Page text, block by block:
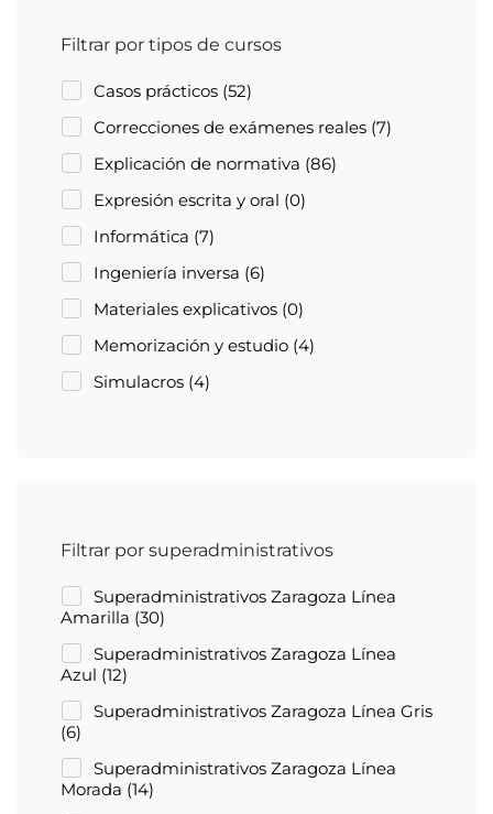
Filtrar por tipos de cursos
Casos prácticos (52)
Correcciones de exámenes reales (7)
Explicación de normativa (86)
Expresión escrita y oral (0)
Informática (7)
Ingeniería inversa (6)
Materiales explicativos (0)
Memorización y estudio (4)
Simulacros (4)
Filtrar por superadministrativos
Superadministrativos Zaragoza Línea
Amarilla (30)
Superadministrativos Zaragoza Línea
Azul (12)
Superadministrativos Zaragoza Línea Gris
(6)
Superadministrativos Zaragoza Línea
Morada (14)